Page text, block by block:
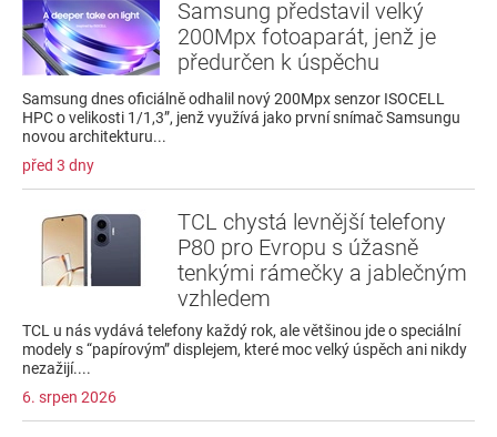
Samsung představil velký
200Mpx fotoaparát, jenž je
předurčen k úspěchu
Samsung dnes oficiálně odhalil nový 200Mpx senzor ISOCELL
HPC o velikosti 1/1,3”, jenž využívá jako první snímač Samsungu
novou architekturu...
před 3 dny
TCL chystá levnější telefony
P80 pro Evropu s úžasně
tenkými rámečky a jablečným
vzhledem
TCL u nás vydává telefony každý rok, ale většinou jde o speciální
modely s “papírovým” displejem, které moc velký úspěch ani nikdy
nezažijí....
6. srpen 2026